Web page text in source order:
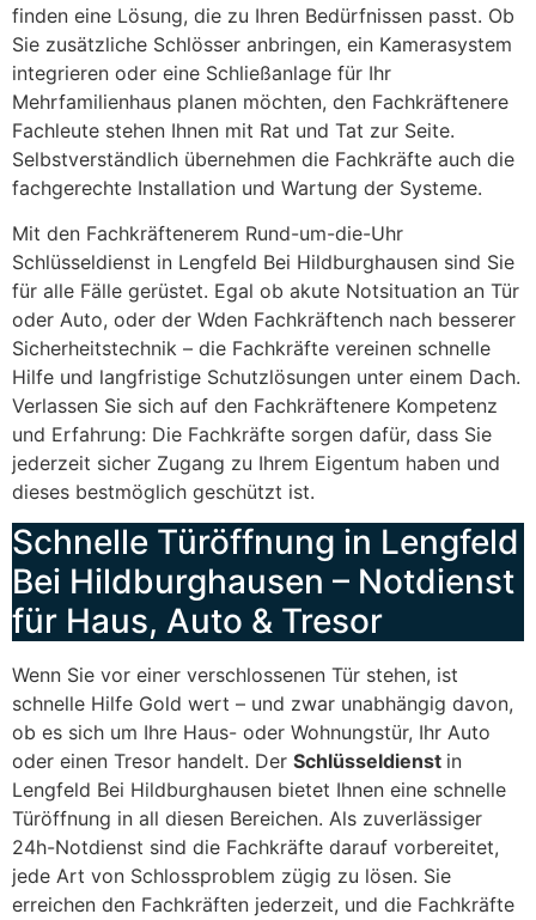
finden eine Lösung, die zu Ihren Bedürfnissen passt. Ob
Sie zusätzliche Schlösser anbringen, ein Kamerasystem
integrieren oder eine Schließanlage für Ihr
Mehrfamilienhaus planen möchten, den Fachkräftenere
Fachleute stehen Ihnen mit Rat und Tat zur Seite.
Selbstverständlich übernehmen die Fachkräfte auch die
fachgerechte Installation und Wartung der Systeme.
Mit den Fachkräftenerem Rund-um-die-Uhr
Schlüsseldienst in Lengfeld Bei Hildburghausen sind Sie
für alle Fälle gerüstet. Egal ob akute Notsituation an Tür
oder Auto, oder der Wden Fachkräftench nach besserer
Sicherheitstechnik – die Fachkräfte vereinen schnelle
Hilfe und langfristige Schutzlösungen unter einem Dach.
Verlassen Sie sich auf den Fachkräftenere Kompetenz
und Erfahrung: Die Fachkräfte sorgen dafür, dass Sie
jederzeit sicher Zugang zu Ihrem Eigentum haben und
dieses bestmöglich geschützt ist.
Schnelle Türöffnung in Lengfeld
Bei Hildburghausen – Notdienst
für Haus, Auto & Tresor
Wenn Sie vor einer verschlossenen Tür stehen, ist
schnelle Hilfe Gold wert – und zwar unabhängig davon,
ob es sich um Ihre Haus- oder Wohnungstür, Ihr Auto
oder einen Tresor handelt. Der Schlüsseldienst in
Lengfeld Bei Hildburghausen bietet Ihnen eine schnelle
Türöffnung in all diesen Bereichen. Als zuverlässiger
24h-Notdienst sind die Fachkräfte darauf vorbereitet,
jede Art von Schlossproblem zügig zu lösen. Sie
erreichen den Fachkräften jederzeit, und die Fachkräfte